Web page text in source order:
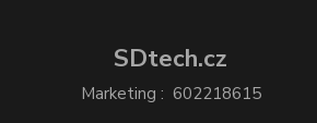
SDtech.cz
Marketing : 602218615